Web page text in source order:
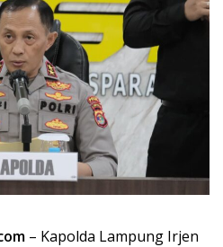
– Kapolda Lampung Irjen